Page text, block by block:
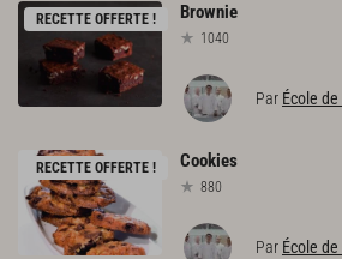
RECETTE OFFERTE ! Brownie
1040
Par École
RECETTE OFFERTE ! Cookies
880
Par École